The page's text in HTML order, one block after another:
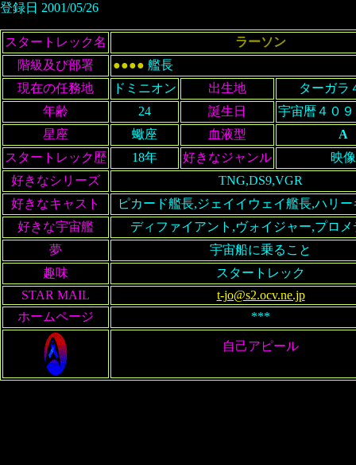
登録日 2001/05/26
スタートレック名
ラーソン
階級及び部署
●●●● 艦長
現在の任務地
ドミニオン 出生地
ターガラ
年齢
24 誕生日
宇宙暦４０
星座
蠍座 血液型
A
スタートレック歴
18年 好きなジャンル
映像
好きなシリーズ
TNG,DS9,VGR
好きなキャスト
ピカード艦長,ジェイイウェイ艦長,ハリ
好きな宇宙艦
ディファイアント,ヴォイジャー,プロメ
夢
宇宙船に乗ること
趣味
スタートレック
STAR MAIL
t-jo@s2.ocv.ne.jp
ホームページ
***
自己アピール